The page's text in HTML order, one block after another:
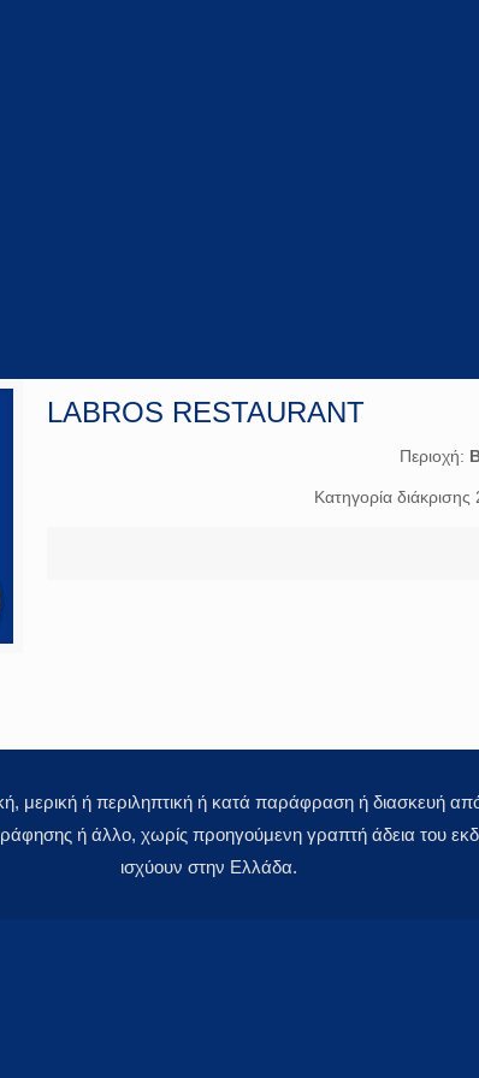
LABROS RESTAURANT
Περιοχή:
Κατηγορία
ή περιληπτική ή κατά παράφραση ή διασκευή
ή άλλο, χωρίς προηγούμενη γραπτή άδεια του
ισχύουν στην Ελλάδα.